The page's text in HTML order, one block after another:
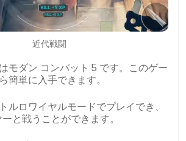
近代戦闘
モダン コンバット 5 です。このゲー
簡単に入手できます。
ルロワイヤルモードでプレイでき、
と戦うことができます。